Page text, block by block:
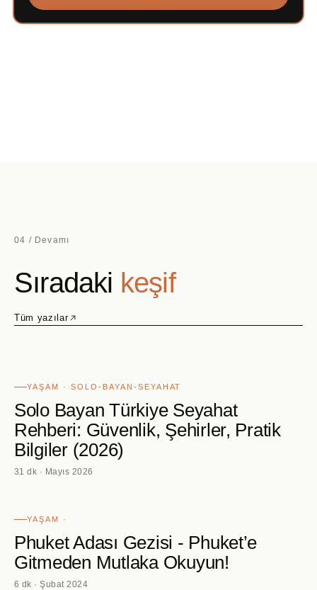
04 / Devamı
Sıradaki keşif
Tüm yazılar
YAŞAM · SOLO-BAYAN-SEYAHAT
Solo Bayan Türkiye Seyahat
Rehberi: Güvenlik, Şehirler, Pratik
Bilgiler (2026)
31 dk · Mayıs 2026
YAŞAM ·
Phuket Adası Gezisi - Phuket’e
Gitmeden Mutlaka Okuyun!
6 dk · Şubat 2024